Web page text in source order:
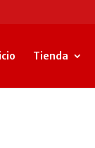
Tienda